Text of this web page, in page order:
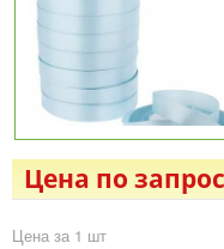
Цена по
Цена за 1 шт